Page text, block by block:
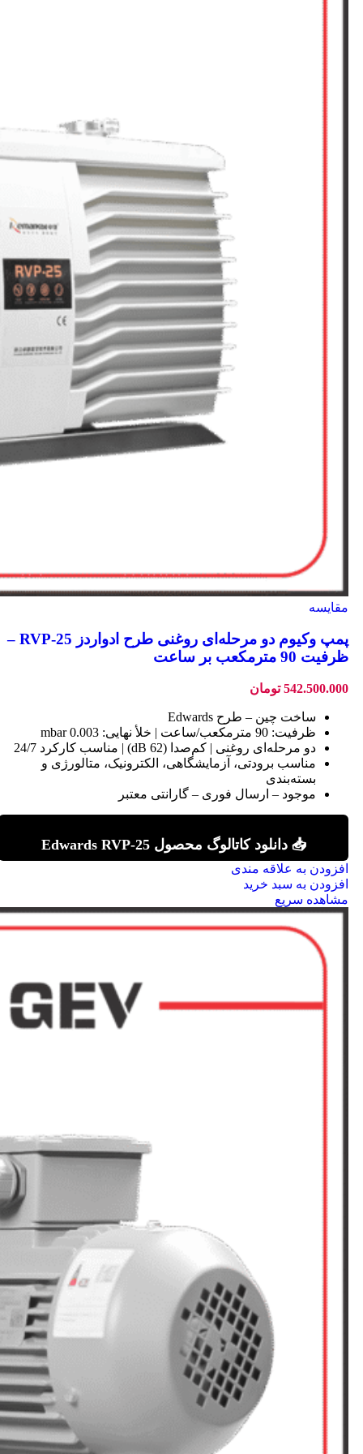
مقایسه
پمپ وکیوم دو مرحله‌ای روغنی طرح ادواردز RVP‑25 –
ظرفیت 90 مترمکعب بر ساعت
542.500.000 تومان
ساخت چین – طرح Edwards
ظرفیت: 90 مترمکعب/ساعت | خلأ نهایی: 0.003 mbar
دو مرحله‌ای روغنی | کم‌صدا (62 dB) | مناسب کارکرد 24/7
مناسب برودتی، آزمایشگاهی، الکترونیک، متالورژی و
بسته‌بندی
موجود – ارسال فوری – گارانتی معتبر
📥 دانلود کاتالوگ محصول Edwards RVP-25
افزودن به علاقه مندی
افزودن به سبد خرید
مشاهده سریع